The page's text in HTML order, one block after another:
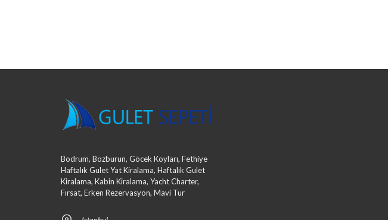
Bodrum, Bozburun, Göcek Koyları, Fethiye
Haftalık Gulet Yat Kiralama, Haftalık Gulet
Kiralama, Kabin Kiralama, Yacht Charter,
Fırsat, Erken Rezervasyon, Mavi Tur